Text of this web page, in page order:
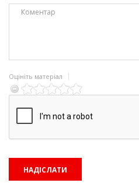
Оцініть матеріал